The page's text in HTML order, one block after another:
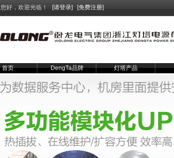
首页 DengTa品牌 灯塔产品
您好，欢迎光临！ [请登录] [免费注册]